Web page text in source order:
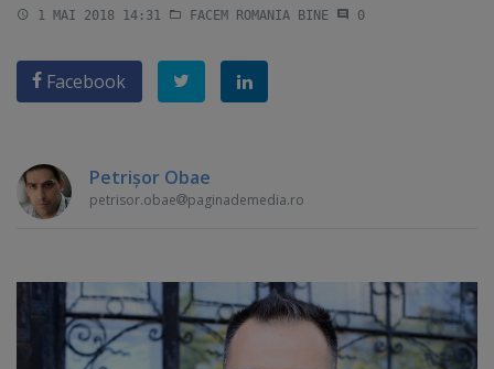
1 MAI 2018 14:31 FACEM ROMANIA BINE 0
Facebook
Petrişor Obae
petrisor.obae paginademedia.ro